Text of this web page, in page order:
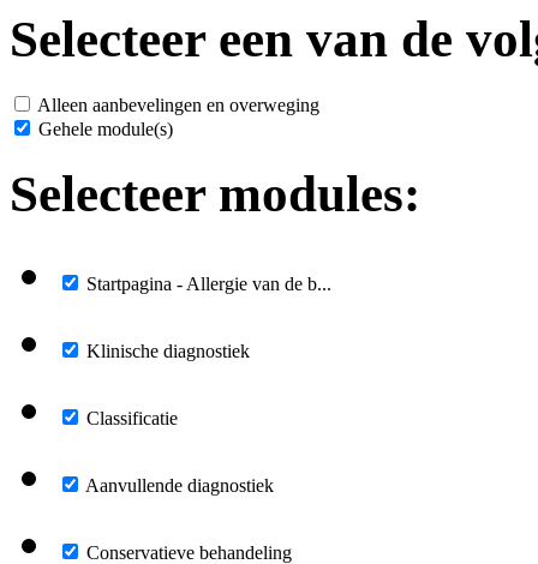
Selecteer een van de
Alleen aanbevelingen en overweging
Gehele module(s)
Selecteer modules:
Startpagina - Allergie van de b...
Klinische diagnostiek
Classificatie
Aanvullende diagnostiek
Conservatieve behandeling